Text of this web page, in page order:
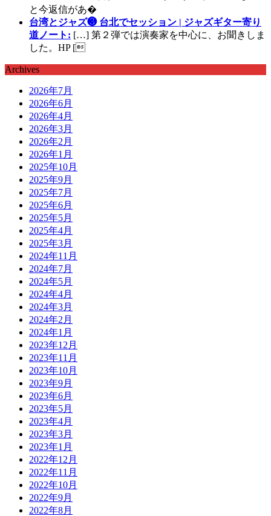
と今返信があ�
台湾とジャズ❸ 台北でセッション | ジャズギター寄り
道ノート: […] 第２弾では演奏家を中心に、お聞きしま
した。HP [
Archives
2026年7月
2026年6月
2026年4月
2026年3月
2026年2月
2026年1月
2025年10月
2025年9月
2025年7月
2025年6月
2025年5月
2025年4月
2025年3月
2024年11月
2024年7月
2024年5月
2024年4月
2024年3月
2024年2月
2024年1月
2023年12月
2023年11月
2023年10月
2023年9月
2023年6月
2023年5月
2023年4月
2023年3月
2023年1月
2022年12月
2022年11月
2022年10月
2022年9月
2022年8月